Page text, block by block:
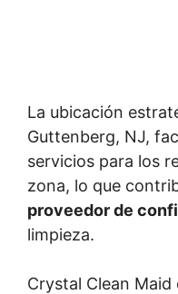
La ubicación
Guttenberg, NJ,
servicios para los
zona, lo que
proveedor de
limpieza.
Crystal Clean Maid